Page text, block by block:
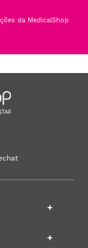
da MedicalShop
+
+